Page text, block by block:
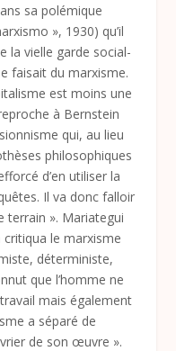
sa polémique
», 1930) qu’il
la vielle garde social-
faisait du marxisme.
est moins une
à Bernstein
qui, au lieu
philosophiques
d’en utiliser la
Il va donc falloir
terrain ». Mariategui
le marxisme
déterministe,
que l’homme ne
mais également
a séparé de
de son œuvre ».